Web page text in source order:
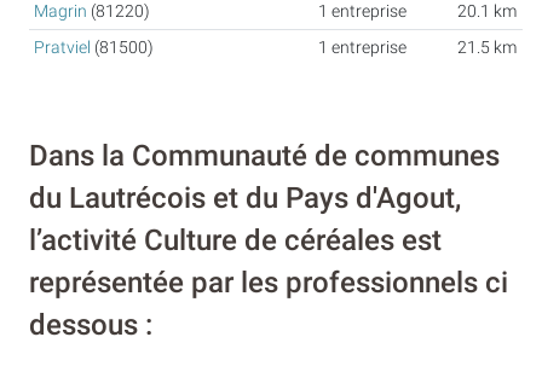
Magrin (81220) 1 entreprise
20.1 km
Pratviel (81500) 1 entreprise 21.5 km
Dans la Communauté de communes
du Lautrécois et du Pays d'Agout,
l’activité Culture de céréales est
représentée par les professionnels ci
dessous :